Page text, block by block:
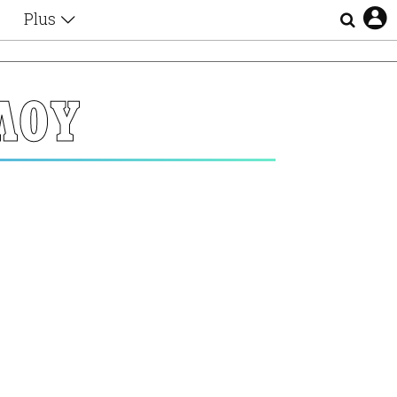
Plus
Αφιερώματα
Ζώδια